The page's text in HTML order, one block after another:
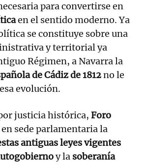
para convertirse en
en el sentido moderno. Ya
se constituye sobre una
y territorial ya
Régimen, a Navarra la
de Cádiz de 1812no le
evolución.
justicia histórica, Foro
sede parlamentaria la
antiguas leyes vigentes
y la soberanía